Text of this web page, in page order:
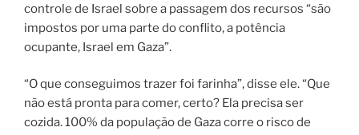
controle de Israel sobre a passagem dos recursos “são
impostos por uma parte do conflito, a potência
ocupante, Israel em Gaza”.
“O que conseguimos trazer foi farinha”, disse ele. “Que
não está pronta para comer, certo? Ela precisa ser
cozida. 100% da população de Gaza corre o risco de